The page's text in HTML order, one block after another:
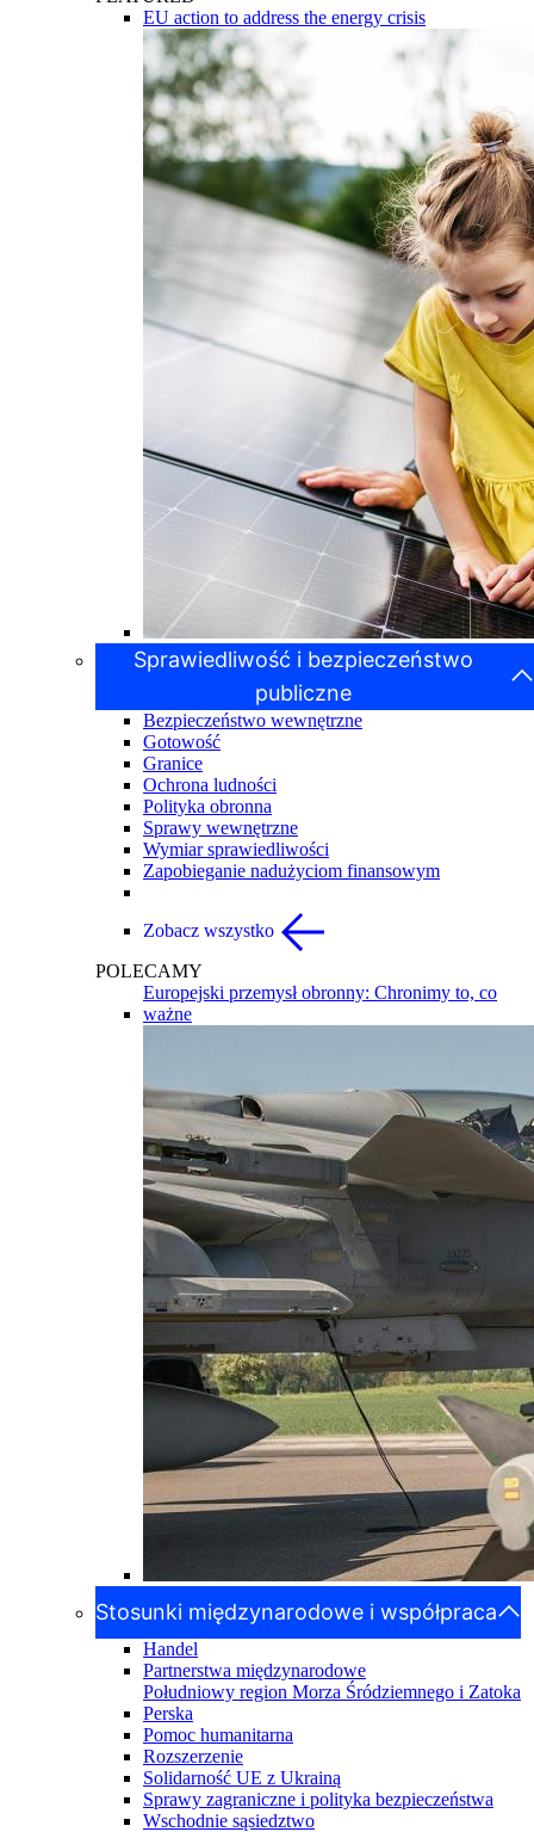
EU action to address the energy crisis
Sprawiedliwość i bezpieczeństwo
publiczne
Bezpieczeństwo wewnętrzne
Gotowość
Granice
Ochrona ludności
Polityka obronna
Sprawy wewnętrzne
Wymiar sprawiedliwości
Zapobieganie nadużyciom finansowym
Zobacz wszystko
POLECAMY
Europejski przemysł obronny: Chronimy to, co
ważne
Stosunki międzynarodowe i współpraca
Handel
Partnerstwa międzynarodowe
Południowy region Morza Śródziemnego i Zatoka
Perska
Pomoc humanitarna
Rozszerzenie
Solidarność UE z Ukrainą
Sprawy zagraniczne i polityka bezpieczeństwa
Wschodnie sąsiedztwo